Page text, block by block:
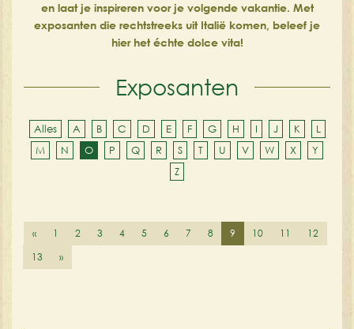
en laat je inspireren voor je volgende vakantie. Met
exposanten die rechtstreeks uit Italië komen, beleef je
hier het échte dolce vita!
Exposanten
Alles A B C D E F G H I J K
L
M
N O P Q R S T U V W X
Y
Z
« 1 2 3 4 5 6 7 8 9 10 11
12
13
»